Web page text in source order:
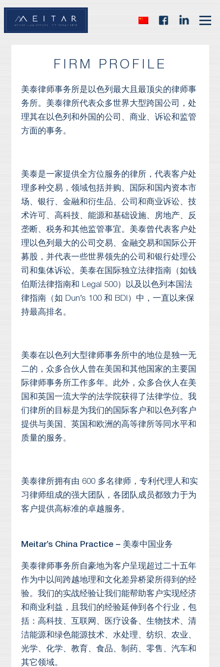
FIRM PROFILE
美泰律师事务所是以色列最大且最顶尖的律师事
务所。美泰律所代表众多世界大型跨国公司，处
理其在以色列和外国的公司、商业、诉讼和监管
方面的事务。
美泰是一家提供全方位服务的律所，代表客户处
理多种交易，领域包括并购、国际和国内资本市
场、银行、金融和衍生品、公司和商业诉讼、技
术许可、高科技、能源和基础设施、房地产、反
垄断、税务和其他监管事宜。美泰曾代表客户处
理以色列最大的公司交易、金融交易和国际公开
募股，并代表一些世界领先的公司和银行处理公
司和集体诉讼。美泰在国际独立法律指南（如钱
伯斯法律指南和 Legal 500）以及以色列本国法
律指南（如 Dun’s 100 和 BDI）中，一直以来保
持最高排名。
美泰在以色列大型律师事务所中的地位是独一无
二的，众多合伙人曾在美国和其他国家的主要国
际律师事务所工作多年。此外，众多合伙人在美
国和英国一流大学的法学院获得了法律学位。我
们律所的目标是为我们的国际客户和以色列客户
提供与美国、英国和欧洲的高等律所等同水平和
质量的服务。
美泰律所拥有由 600 多名律师，专利代理人和实
习律师组成的强大团队，各团队成员都致力于为
客户提供高标准的卓越服务。
Meitar’s China Practice – 美泰中国业务
美泰律师事务所自豪地为客户呈现超过二十五年
作为中以间跨越地理和文化差异桥梁所得到的经
验。我们的实战经验让我们能帮助客户实现经济
和商业利益，且我们的经验延伸到各个行业，包
括：高科技、互联网、医疗设备、生物技术、清
洁能源和绿色能源技术、水处理、纺织、农业、
光学、化学、教育、食品、制药、零售、汽车和
其它领域。